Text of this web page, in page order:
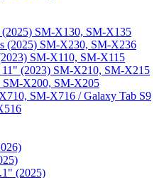
(2025) SM-X130, SM-X135
(2025) SM-X230, SM-X236
SM-X110, SM-X115
11" (2023) SM-X210, SM-X215
SM-X200, SM-X205
SM-X716 / Galaxy Tab S9
(2025)